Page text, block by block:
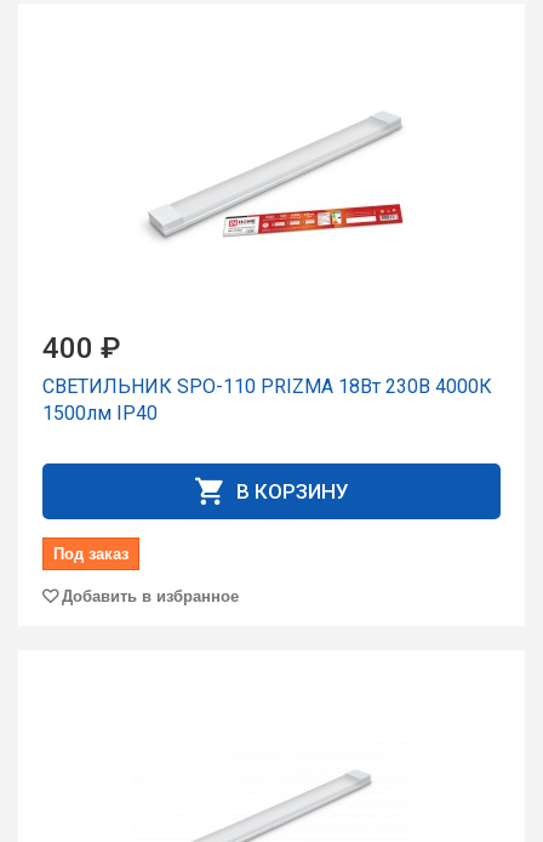
400 ₽
СВЕТИЛЬНИК SPO-110 PRIZMA 18Вт 230В 4000К
1500лм IP40
В КОРЗИНУ
Под заказ
Добавить в избранное